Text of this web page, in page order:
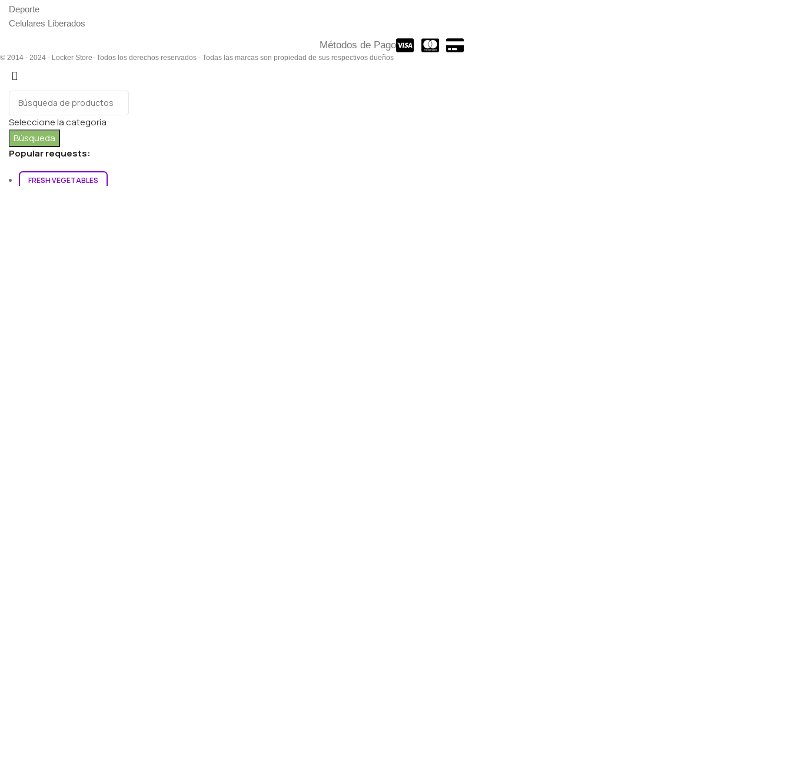
Deporte
Celulares Liberados
Métodos de Pago
© 2014 - 2024 - Locker Store- Todos los derechos reservados - Todas las marcas son propiedad de sus respectivos dueños
Seleccione la categoría
Búsqueda
Popular requests:
FRESH VEGETABLES